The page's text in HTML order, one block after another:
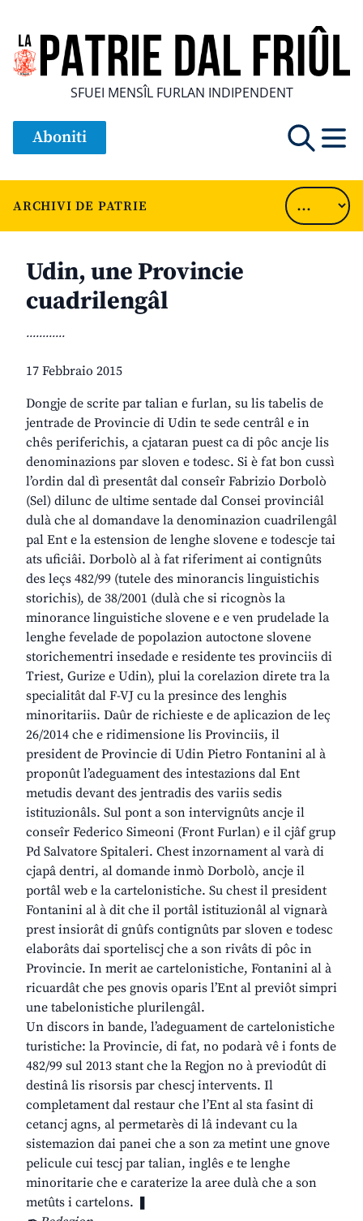
SFUEI MENSÎL FURLAN INDIPENDENT
Aboniti
ARCHIVI DE PATRIE
Udin, une Provincie
cuadrilengâl
............
17 Febbraio 2015
Dongje de scrite par talian e furlan, su lis tabelis de
jentrade de Provincie di Udin te sede centrâl e in
chês periferichis, a cjataran puest ca di pôc ancje lis
denominazions par sloven e todesc. Si è fat bon cussì
l’ordin dal dì presentât dal conseîr Fabrizio Dorbolò
(Sel) dilunc de ultime sentade dal Consei provinciâl
dulà che al domandave la denominazion cuadrilengâl
pal Ent e la estension de lenghe slovene e todescje tai
ats uficiâi. Dorbolò al à fat riferiment ai contignûts
des leçs 482/99 (tutele des minorancis linguistichis
storichis), de 38/2001 (dulà che si ricognòs la
minorance linguistiche slovene e e ven prudelade la
lenghe fevelade de popolazion autoctone slovene
storichementri insedade e residente tes provinciis di
Triest, Gurize e Udin), plui la corelazion direte tra la
specialitât dal F-VJ cu la presince des lenghis
minoritariis. Daûr de richieste e de aplicazion de leç
26/2014 che e ridimensione lis Provinciis, il
president de Provincie di Udin Pietro Fontanini al à
proponût l’adeguament des intestazions dal Ent
metudis devant des jentradis des variis sedis
istituzionâls. Sul pont a son intervignûts ancje il
conseîr Federico Simeoni (Front Furlan) e il cjâf grup
Pd Salvatore Spitaleri. Chest inzornament al varà di
cjapâ dentri, al domande inmò Dorbolò, ancje il
portâl web e la cartelonistiche. Su chest il president
Fontanini al à dit che il portâl istituzionâl al vignarà
prest insiorât di gnûfs contignûts par sloven e todesc
elaborâts dai sporteliscj che a son rivâts di pôc in
Provincie. In merit ae cartelonistiche, Fontanini al à
ricuardât che pes gnovis oparis l’Ent al previôt simpri
une tabelonistiche plurilengâl.
Un discors in bande, l’adeguament de cartelonistiche
turistiche: la Provincie, di fat, no podarà vê i fonts de
482/99 sul 2013 stant che la Regjon no à previodût di
destinâ lis risorsis par chescj intervents. Il
completament dal restaur che l’Ent al sta fasint di
cetancj agns, al permetarès di lâ indevant cu la
sistemazion dai panei che a son za metint une gnove
pelicule cui tescj par talian, inglês e te lenghe
minoritarie che e caraterize la aree dulà che a son
metûts i cartelons. ❚